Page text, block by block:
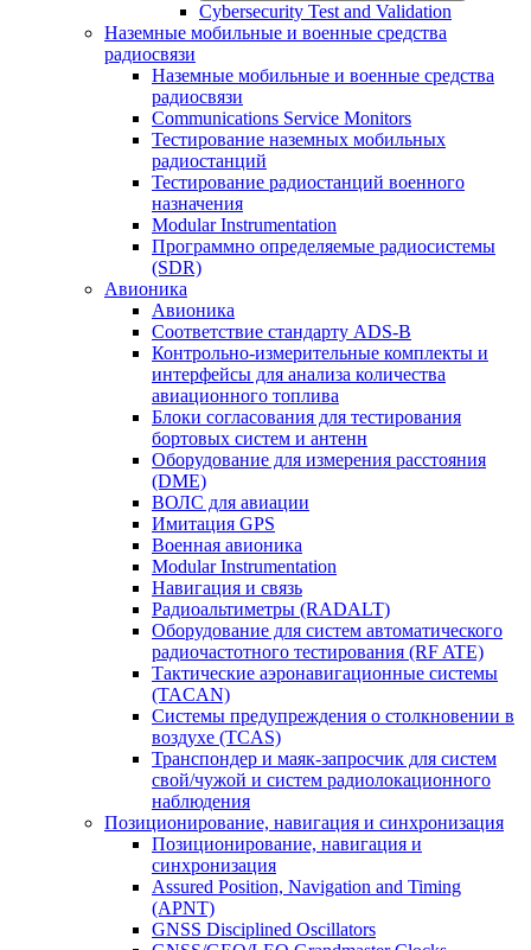
Cybersecurity Test and Validation
Наземные мобильные и военные средства
радиосвязи
Наземные мобильные и военные средства
радиосвязи
Communications Service Monitors
Тестирование наземных мобильных
радиостанций
Тестирование радиостанций военного
назначения
Modular Instrumentation
Программно определяемые радиосистемы
(SDR)
Авионика
Авионика
Соответствие стандарту ADS-B
Контрольно-измерительные комплекты и
интерфейсы для анализа количества
авиационного топлива
Блоки согласования для тестирования
бортовых систем и антенн
Оборудование для измерения расстояния
(DME)
ВОЛС для авиации
Имитация GPS
Военная авионика
Modular Instrumentation
Навигация и связь
Радиоальтиметры (RADALT)
Оборудование для систем автоматического
радиочастотного тестирования (RF ATE)
Тактические аэронавигационные системы
(TACAN)
Системы предупреждения о столкновении в
воздухе (TCAS)
Транспондер и маяк-запросчик для систем
свой/чужой и систем радиолокационного
наблюдения
Позиционирование, навигация и синхронизация
Позиционирование, навигация и
синхронизация
Assured Position, Navigation and Timing
(APNT)
GNSS Disciplined Oscillators